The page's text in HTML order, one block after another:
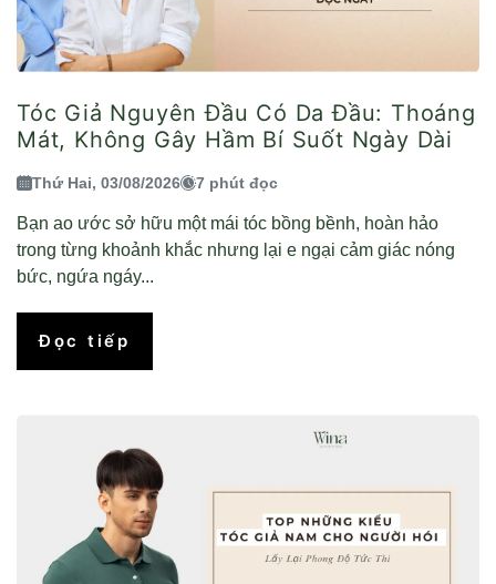
Tóc Giả Nguyên Đầu Có Da Đầu: Thoáng
Mát, Không Gây Hầm Bí Suốt Ngày Dài
Thứ Hai, 03/08/2026 7 phút đọc
Bạn ao ước sở hữu một mái tóc bồng bềnh, hoàn hảo
trong từng khoảnh khắc nhưng lại e ngại cảm giác nóng
bức, ngứa ngáy...
Đọc tiếp